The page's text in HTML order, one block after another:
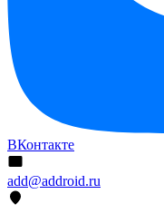
ВКонтакте
add@addroid.ru